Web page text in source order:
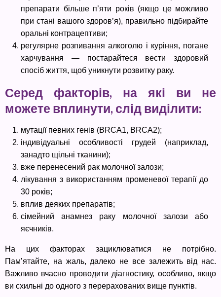
препарати більше п’яти років (якщо це можливо
при стані вашого здоров’я), правильно підбирайте
оральні контрацептиви;
регулярне розпивання алкоголю і куріння, погане
харчування — постарайтеся вести здоровий
спосіб життя, щоб уникнути розвитку раку.
Серед факторів, на які ви не
можете вплинути, слід виділити:
мутації певних генів (BRCA1, BRCA2);
індивідуальні особливості грудей (наприклад,
занадто щільні тканини);
вже перенесений рак молочної залози;
лікування з використанням променевої терапії до
30 років;
вплив деяких препаратів;
сімейний анамнез раку молочної залози або
яєчників.
На цих факторах зациклюватися не потрібно.
Пам’ятайте, на жаль, далеко не все залежить від нас.
Важливо вчасно проводити діагностику, особливо, якщо
ви схильні до одного з перерахованих вище пунктів.